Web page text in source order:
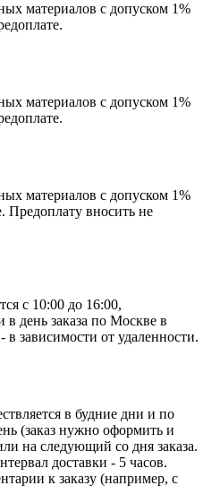
материалов с допуском 1%
материалов с допуском 1%
материалов с допуском 1%
Предоплату вносить не
с 10:00 до 16:00,
в день заказа по Москве в
в зависимости от удаленности.
в будние дни и по
(заказ нужно оформить и
на следующий со дня заказа.
доставки - 5 часов.
к заказу (например, с